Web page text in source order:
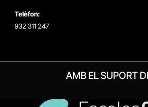
Telèfon:
932 311 247
AMB EL SUPORT